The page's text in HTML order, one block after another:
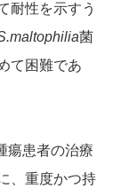
耐性を示すう
菌
て困難であ
瘍患者の治療
、重度かつ持